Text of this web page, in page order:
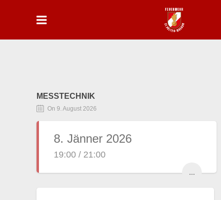
MESSTECHNIK
On 9. August 2026
8. Jänner 2026
19:00 / 21:00
...